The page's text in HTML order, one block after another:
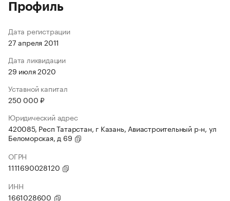
Профиль
Дата регистрации
27 апреля 2011
Дата ликвидации
29 июля 2020
Уставной капитал
250 000 ₽
Юридический адрес
420085, Респ Татарстан, г Казань, Авиастроительный р-н, ул
Беломорская, д 69
ОГРН
1111690028120
ИНН
1661028600